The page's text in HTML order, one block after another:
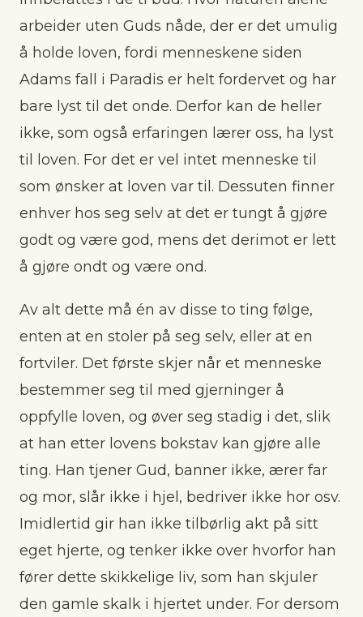
arbeider uten Guds nåde, der er det umulig
å holde loven, fordi menneskene siden
Adams fall i Paradis er helt fordervet og har
bare lyst til det onde. Derfor kan de heller
ikke, som også erfaringen lærer oss, ha lyst
til loven. For det er vel intet menneske til
som ønsker at loven var til. Dessuten finner
enhver hos seg selv at det er tungt å gjøre
godt og være god, mens det derimot er lett
å gjøre ondt og være ond.
Av alt dette må én av disse to ting følge,
enten at en stoler på seg selv, eller at en
fortviler. Det første skjer når et menneske
bestemmer seg til med gjerninger å
oppfylle loven, og øver seg stadig i det, slik
at han etter lovens bokstav kan gjøre alle
ting. Han tjener Gud, banner ikke, ærer far
og mor, slår ikke i hjel, bedriver ikke hor osv.
Imidlertid gir han ikke tilbørlig akt på sitt
eget hjerte, og tenker ikke over hvorfor han
fører dette skikkelige liv, som han skjuler
den gamle skalk i hjertet under. For dersom